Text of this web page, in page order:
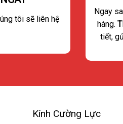
tôi sẽ liên hệ
Ngay
hàng.
tiết,
Kính Cường Lực